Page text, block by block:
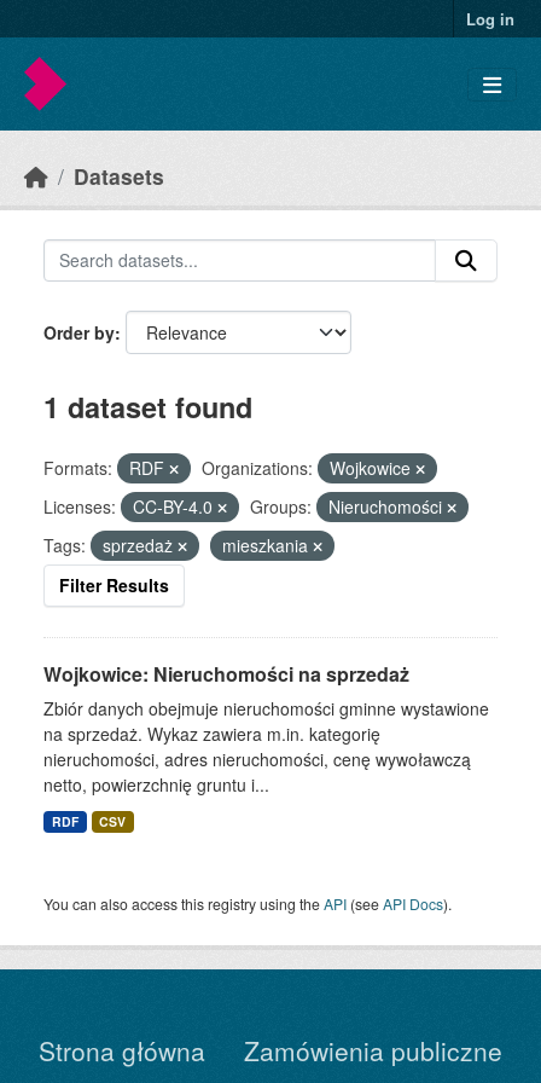
Log in
Datasets
Order by
1 dataset found
Formats: RDF Organizations:
Wojkowice
Licenses:
CC-BY-4.0 Groups:
Nieruchomości
Tags:
sprzedaż
mieszkania
Filter Results
Wojkowice: Nieruchomości na sprzedaż
Zbiór danych obejmuje nieruchomości gminne wystawione
na sprzedaż. Wykaz zawiera m.in. kategorię
nieruchomości, adres nieruchomości, cenę wywoławczą
netto, powierzchnię gruntu i...
RDF CSV
You can also access this registry using theAPI (seeAPI Docs).
Strona główna Zamówienia publiczne